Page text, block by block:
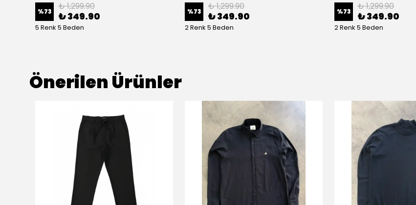
%73 ₺ 1,299.90
₺ 349.90
5 Renk 5 Beden
%73 ₺ 1,299.90
₺ 349.90
2 Renk 5 Beden
%73 ₺ 1,299.90
₺ 349.90
2 Renk 5 Beden
Önerilen Ürünler